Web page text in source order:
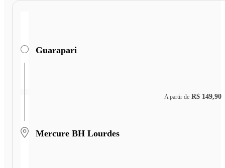
Guarapari
Mercure BH Lourdes
A partir de R$ 149,90